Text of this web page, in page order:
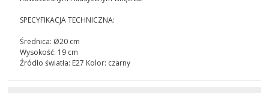
SPECYFIKACJA TECHNICZNA:
Średnica: Ø20 cm
Wysokość: 19 cm
Źródło światła: E27 Kolor: czarny